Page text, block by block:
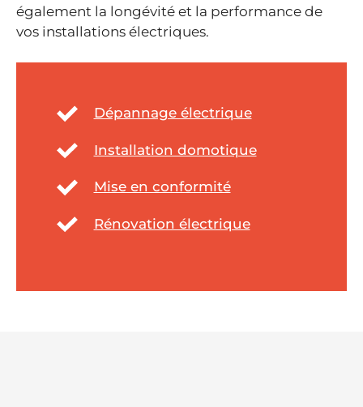
également la longévité et la performance de
vos installations électriques.
Dépannage électrique
Installation domotique
Mise en conformité
Rénovation électrique